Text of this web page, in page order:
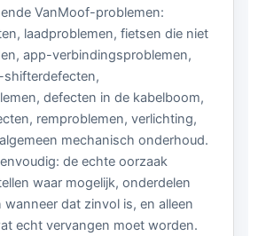
VanMoof-problemen:
laadproblemen, fietsen die niet
app-verbindingsproblemen,
defecten in de kabelboom,
remproblemen, verlichting,
mechanisch onderhoud.
de echte oorzaak
waar mogelijk, onderdelen
wanneer dat zinvol is, en alleen
echt vervangen moet worden.